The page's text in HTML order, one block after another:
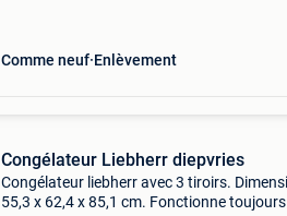
Comme neuf Enlèvement
Congélateur Liebherr diepvries
Congélateur liebherr avec 3 tiroirs.
55,3 x 62,4 x 85,1 cm. Fonctionne toujours